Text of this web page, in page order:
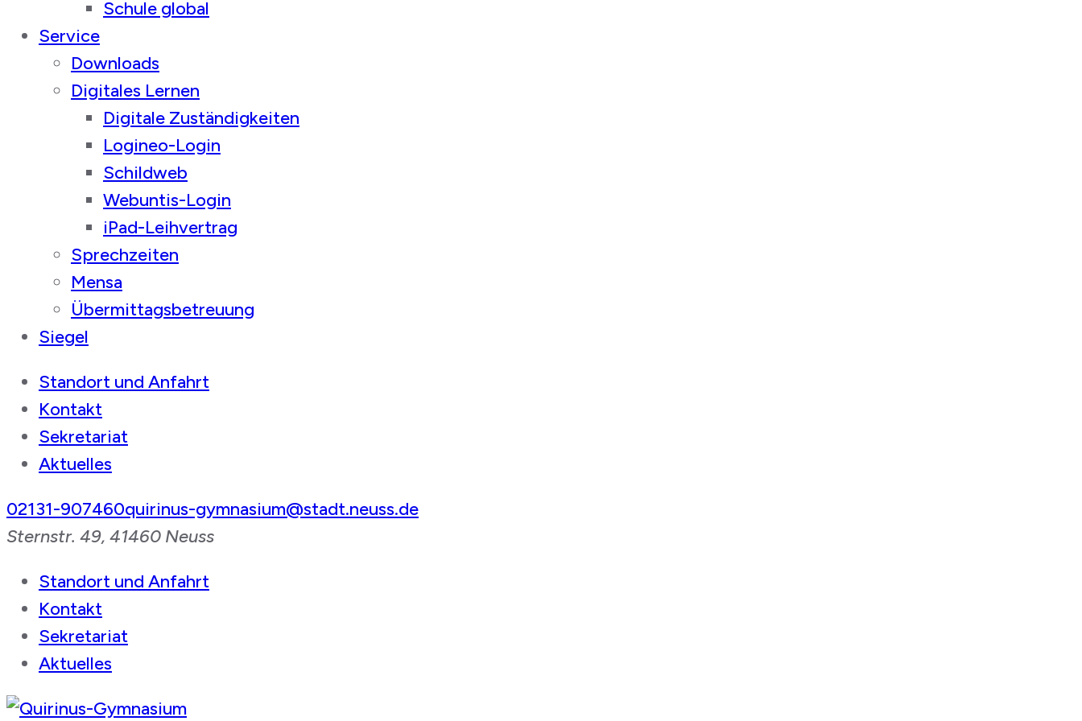
Schule global
Service
Downloads
Digitales Lernen
Digitale Zuständigkeiten
Logineo-Login
Schildweb
Webuntis-Login
iPad-Leihvertrag
Sprechzeiten
Mensa
Übermittagsbetreuung
Siegel
Standort und Anfahrt
Kontakt
Sekretariat
Aktuelles
02131-907460quirinus-gymnasium@stadt.neuss.de
Sternstr. 49, 41460 Neuss
Standort und Anfahrt
Kontakt
Sekretariat
Aktuelles